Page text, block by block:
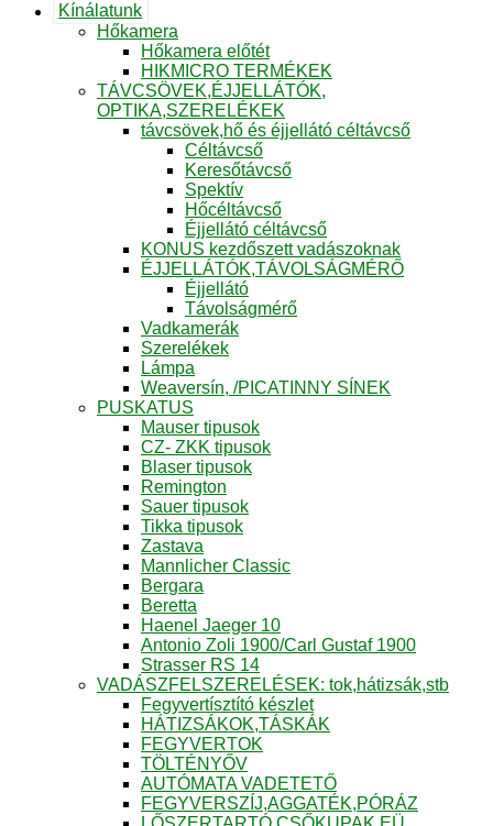
Kínálatunk
Hőkamera
Hőkamera előtét
HIKMICRO TERMÉKEK
TÁVCSÖVEK,ÉJJELLÁTÓK,
OPTIKA,SZERELÉKEK
távcsövek,hő és éjjellátó céltávcső
Céltávcső
Keresőtávcső
Spektív
Hőcéltávcső
Éjjellátó céltávcső
KONUS kezdőszett vadászoknak
ÉJJELLÁTÓK,TÁVOLSÁGMÉRŐ
Éjjellátó
Távolságmérő
Vadkamerák
Szerelékek
Lámpa
Weaversín, /PICATINNY SÍNEK
PUSKATUS
Mauser tipusok
CZ- ZKK tipusok
Blaser tipusok
Remington
Sauer tipusok
Tikka tipusok
Zastava
Mannlicher Classic
Bergara
Beretta
Haenel Jaeger 10
Antonio Zoli 1900/Carl Gustaf 1900
Strasser RS 14
VADÁSZFELSZERELÉSEK: tok,hátizsák,stb
Fegyvertísztító készlet
HÁTIZSÁKOK,TÁSKÁK
FEGYVERTOK
TÖLTÉNYŐV
AUTÓMATA VADETETŐ
FEGYVERSZÍJ,AGGATÉK,PÓRÁZ